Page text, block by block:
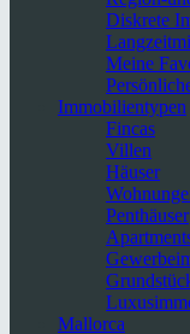
Diskrete
Meine
Immobilientypen
Fincas
Villen
Häuser
Penthäuser
Mallorca